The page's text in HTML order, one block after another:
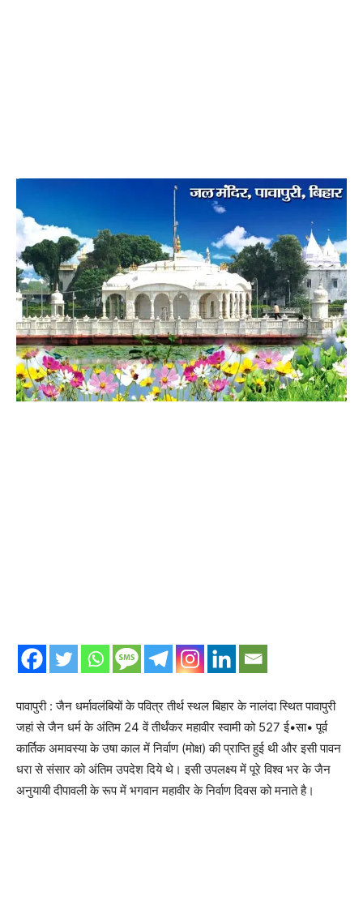
पावापुरी : जैन धर्मावलंबियों के पवित्र तीर्थ स्थल बिहार के नालंदा स्थित पावापुरी
जहां से जैन धर्म के अंतिम 24 वें तीर्थंकर महावीर स्वामी को 527 ई•सा• पूर्व
कार्तिक अमावस्या के उषा काल में निर्वाण (मोक्ष) की प्राप्ति हुई थी और इसी पावन
धरा से संसार को अंतिम उपदेश दिये थे। इसी उपलक्ष्य में पूरे विश्व भर के जैन
अनुयायी दीपावली के रूप में भगवान महावीर के निर्वाण दिवस को मनाते है।